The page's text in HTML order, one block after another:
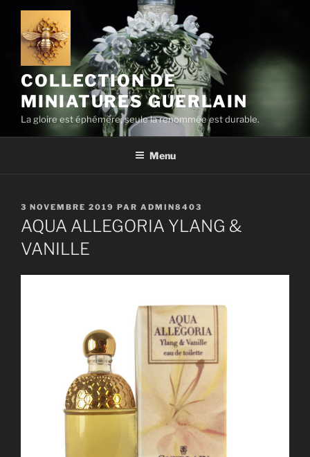
Aller
contenu
principal
COLLECTION DE
MINIATURES GUERLAIN
La gloire est éphémère, seule la renommée est durable.
Menu
PUBLIÉ
LE
3 NOVEMBRE 2019 PAR ADMIN8403
AQUA ALLEGORIA YLANG &
VANILLE